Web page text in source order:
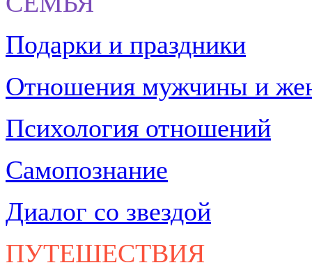
Подарки и праздники
Отношения мужчины и
Психология отношений
Самопознание
Диалог со звездой
ПУТЕШЕСТВИЯ